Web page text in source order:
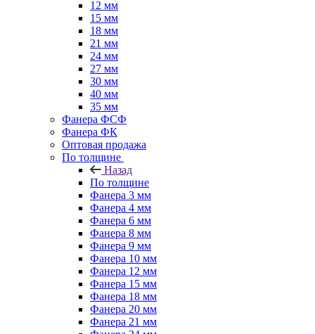
12 мм
15 мм
18 мм
21 мм
24 мм
27 мм
30 мм
40 мм
35 мм
Фанера ФСФ
Фанера ФК
Оптовая продажа
По толщине
Назад
По толщине
Фанера 3 мм
Фанера 4 мм
Фанера 6 мм
Фанера 8 мм
Фанера 9 мм
Фанера 10 мм
Фанера 12 мм
Фанера 15 мм
Фанера 18 мм
Фанера 20 мм
Фанера 21 мм